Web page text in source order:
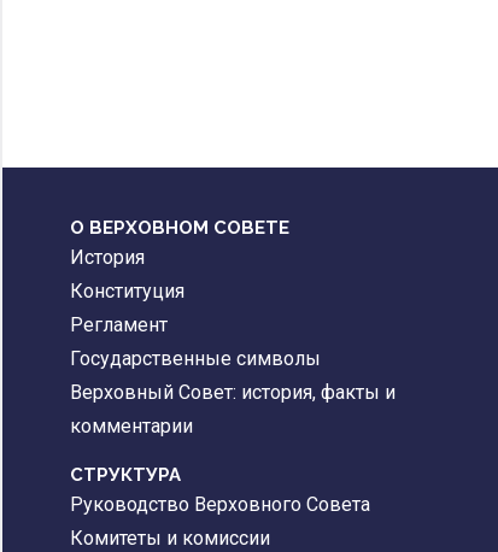
О ВЕРХОВНОМ СОВЕТЕ
История
Конституция
Регламент
Государственные символы
Верховный Совет: история, факты и
комментарии
CТРУКТУРА
Руководство Верховного Совета
Комитеты и комиссии